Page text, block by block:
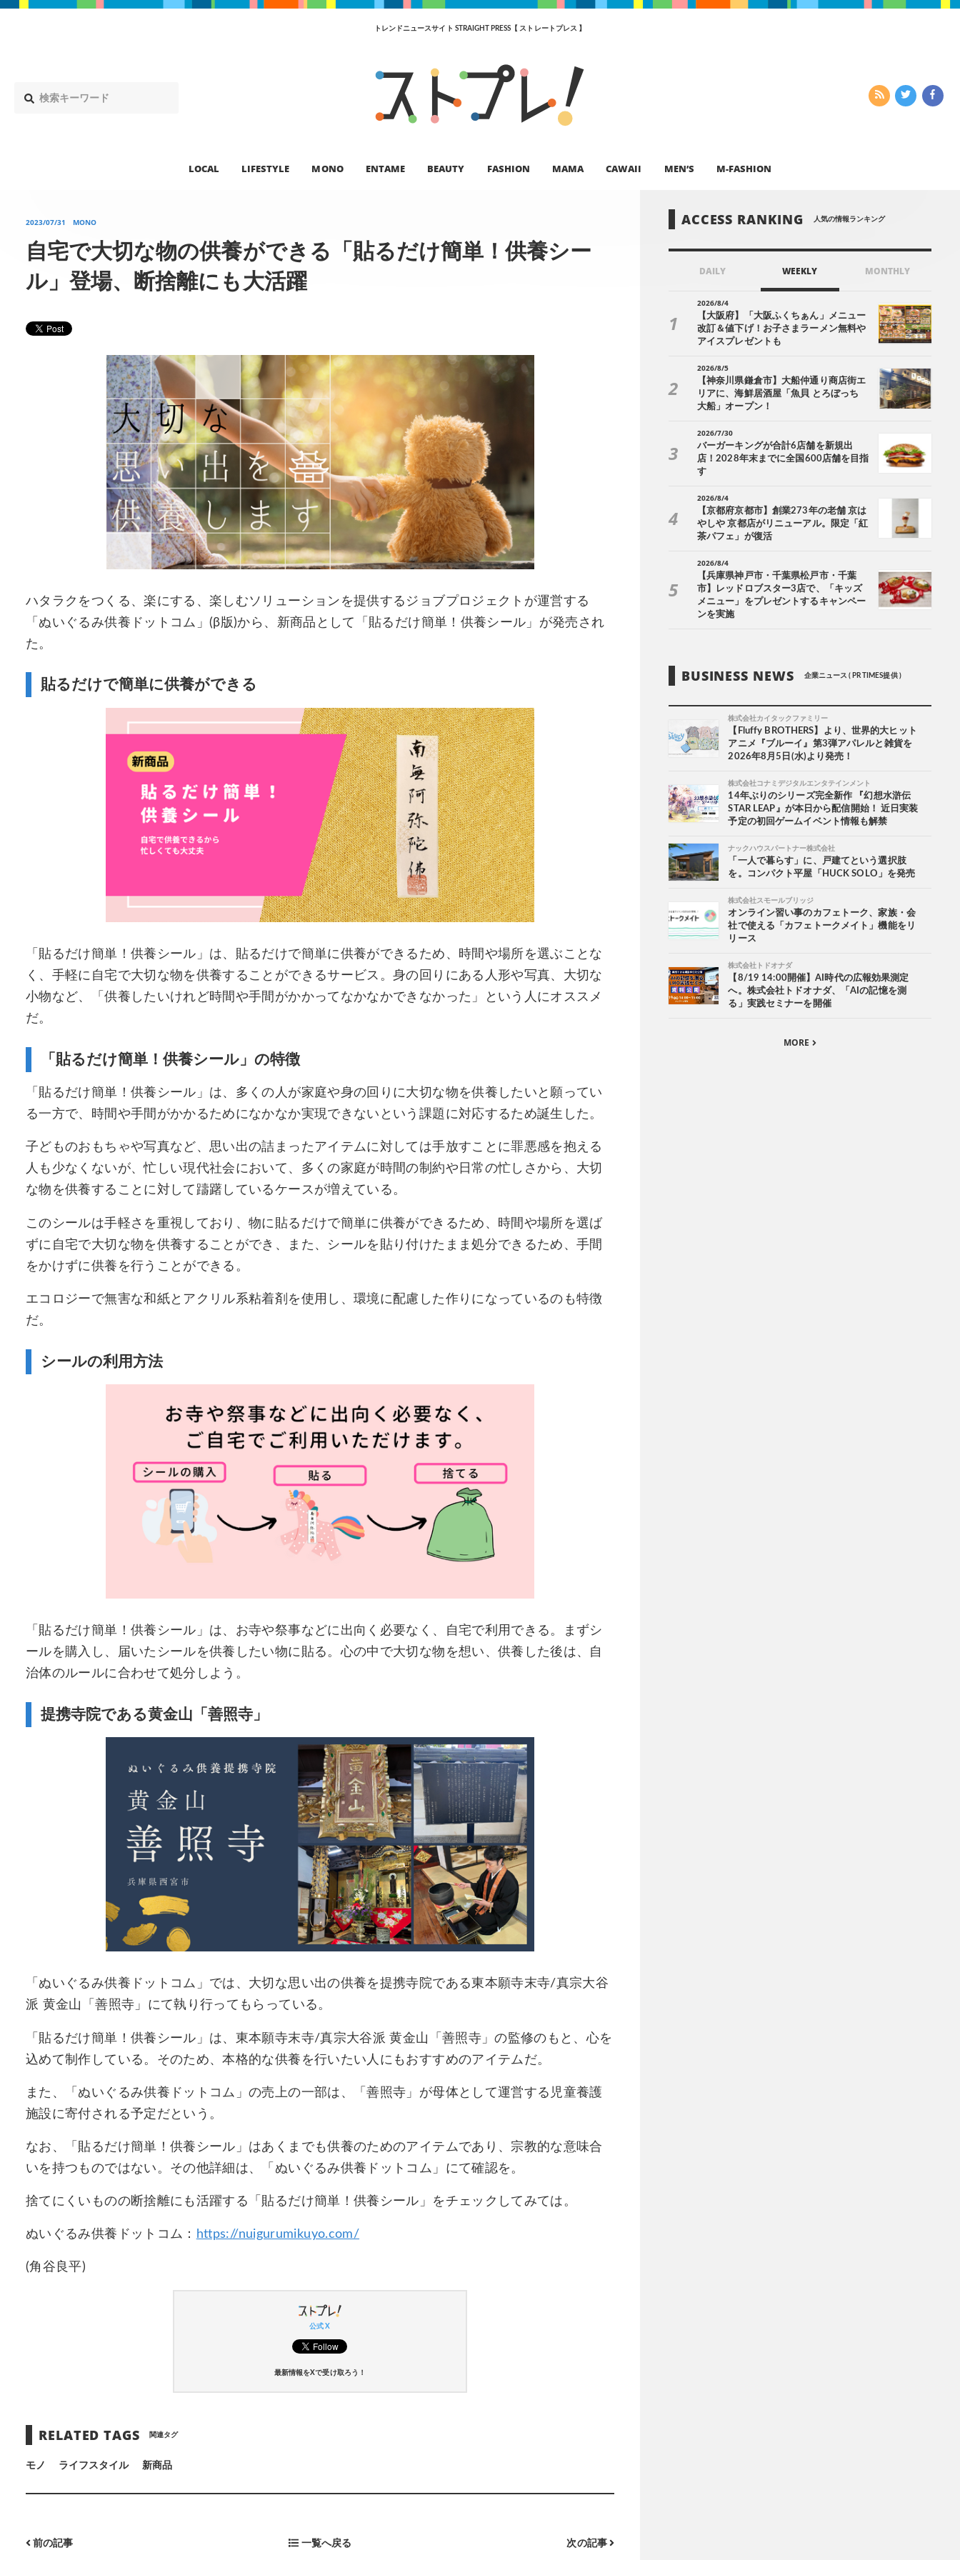
トレンドニュースサイト STRAIGHT PRESS【 ストレートプレス 】
LOCAL LIFESTYLE MONO ENTAME BEAUTY FASHION MAMA CAWAII MEN’S M-FASHION
2023/07/31 MONO
自宅で大切な物の供養ができる「貼るだけ簡単！供養シー
ル」登場、断捨離にも大活躍
ハタラクをつくる、楽にする、楽しむソリューションを提供するジョブプロジェクトが運営する
「ぬいぐるみ供養ドットコム」(β版)から、新商品として「貼るだけ簡単！供養シール」が発売され
た。
貼るだけで簡単に供養ができる
「貼るだけ簡単！供養シール」は、貼るだけで簡単に供養ができるため、時間や場所を選ぶことな
く、手軽に自宅で大切な物を供養することができるサービス。身の回りにある人形や写真、大切な
小物など、「供養したいけれど時間や手間がかかってなかなかできなかった」という人にオススメ
だ。
「貼るだけ簡単！供養シール」の特徴
「貼るだけ簡単！供養シール」は、多くの人が家庭や身の回りに大切な物を供養したいと願ってい
る一方で、時間や手間がかかるためになかなか実現できないという課題に対応するため誕生した。
子どものおもちゃや写真など、思い出の詰まったアイテムに対しては手放すことに罪悪感を抱える
人も少なくないが、忙しい現代社会において、多くの家庭が時間の制約や日常の忙しさから、大切
な物を供養することに対して躊躇しているケースが増えている。
このシールは手軽さを重視しており、物に貼るだけで簡単に供養ができるため、時間や場所を選ば
ずに自宅で大切な物を供養することができ、また、シールを貼り付けたまま処分できるため、手間
をかけずに供養を行うことができる。
エコロジーで無害な和紙とアクリル系粘着剤を使用し、環境に配慮した作りになっているのも特徴
だ。
シールの利用方法
「貼るだけ簡単！供養シール」は、お寺や祭事などに出向く必要なく、自宅で利用できる。まずシ
ールを購入し、届いたシールを供養したい物に貼る。心の中で大切な物を想い、供養した後は、自
治体のルールに合わせて処分しよう。
提携寺院である黄金山「善照寺」
「ぬいぐるみ供養ドットコム」では、大切な思い出の供養を提携寺院である東本願寺末寺/真宗大谷
派 黄金山「善照寺」にて執り行ってもらっている。
「貼るだけ簡単！供養シール」は、東本願寺末寺/真宗大谷派 黄金山「善照寺」の監修のもと、心を
込めて制作している。そのため、本格的な供養を行いたい人にもおすすめのアイテムだ。
また、「ぬいぐるみ供養ドットコム」の売上の一部は、「善照寺」が母体として運営する児童養護
施設に寄付される予定だという。
なお、「貼るだけ簡単！供養シール」はあくまでも供養のためのアイテムであり、宗教的な意味合
いを持つものではない。その他詳細は、「ぬいぐるみ供養ドットコム」にて確認を。
捨てにくいものの断捨離にも活躍する「貼るだけ簡単！供養シール」をチェックしてみては。
ぬいぐるみ供養ドットコム： https://nuigurumikuyo.com/
(角谷良平)
公式 X
最新情報をXで受け取ろう！
RELATED TAGS 関連タグ
モノ ライフスタイル 新商品
前の記事 一覧へ戻る 次の記事
ACCESS RANKING 人気の情報ランキング
DAILY WEEKLY MONTHLY
2026/8/4
【大阪府】「大阪ふくちぁん」メニュー
改訂＆値下げ！お子さまラーメン無料や
アイスプレゼントも
2026/8/5
【神奈川県鎌倉市】大船仲通り商店街エ
リアに、海鮮居酒屋「魚貝 とろぼっち
大船」オープン！
2026/7/30
バーガーキングが合計6店舗を新規出
店！2028年末までに全国600店舗を目指
す
2026/8/4
【京都府京都市】創業273年の老舗 京は
やしや 京都店がリニューアル。限定「紅
茶パフェ」が復活
2026/8/4
【兵庫県神戸市・千葉県松戸市・千葉
市】レッドロブスター3店で、「キッズ
メニュー」をプレゼントするキャンペー
ンを実施
BUSINESS NEWS 企業ニュース ( PR TIMES提供 )
株式会社カイタックファミリー
【Fluffy BROTHERS】より、世界的大ヒット
アニメ『ブルーイ』第3弾アパレルと雑貨を
2026年8月5日(水)より発売！
株式会社コナミデジタルエンタテインメント
14年ぶりのシリーズ完全新作 『幻想水滸伝
STAR LEAP』が本日から配信開始！ 近日実装
予定の初回ゲームイベント情報も解禁
ナックハウスパートナー株式会社
「一人で暮らす」に、戸建てという選択肢
を。コンパクト平屋「HUCK SOLO」を発売
株式会社スモールブリッジ
オンライン習い事のカフェトーク、家族・会
社で使える「カフェトークメイト」機能をリ
リース
株式会社トドオナダ
【8/19 14:00開催】AI時代の広報効果測定
へ。株式会社トドオナダ、「AIの記憶を測
る」実践セミナーを開催
MORE